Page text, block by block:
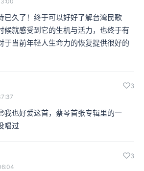
已久了！终于可以好好了解台湾民歌
候就感受到它的生机与活力，也终于有
于当前年轻人生命力的恢复提供很好的
3
我也好爱这首，蔡琴首张专辑里的一
唱过
3